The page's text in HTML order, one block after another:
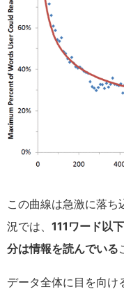
この曲線は急激に落ち
況では、 111ワード以下
分は情報を読んでいる
データ全体に目を向け